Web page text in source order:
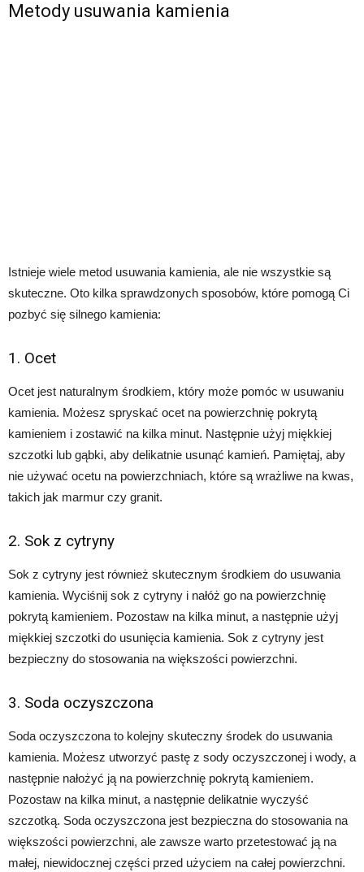
Metody usuwania kamienia
Istnieje wiele metod usuwania kamienia, ale nie wszystkie są
skuteczne. Oto kilka sprawdzonych sposobów, które pomogą Ci
pozbyć się silnego kamienia:
1. Ocet
Ocet jest naturalnym środkiem, który może pomóc w usuwaniu
kamienia. Możesz spryskać ocet na powierzchnię pokrytą
kamieniem i zostawić na kilka minut. Następnie użyj miękkiej
szczotki lub gąbki, aby delikatnie usunąć kamień. Pamiętaj, aby
nie używać ocetu na powierzchniach, które są wrażliwe na kwas,
takich jak marmur czy granit.
2. Sok z cytryny
Sok z cytryny jest również skutecznym środkiem do usuwania
kamienia. Wyciśnij sok z cytryny i nałóż go na powierzchnię
pokrytą kamieniem. Pozostaw na kilka minut, a następnie użyj
miękkiej szczotki do usunięcia kamienia. Sok z cytryny jest
bezpieczny do stosowania na większości powierzchni.
3. Soda oczyszczona
Soda oczyszczona to kolejny skuteczny środek do usuwania
kamienia. Możesz utworzyć pastę z sody oczyszczonej i wody, a
następnie nałożyć ją na powierzchnię pokrytą kamieniem.
Pozostaw na kilka minut, a następnie delikatnie wyczyść
szczotką. Soda oczyszczona jest bezpieczna do stosowania na
większości powierzchni, ale zawsze warto przetestować ją na
małej, niewidocznej części przed użyciem na całej powierzchni.